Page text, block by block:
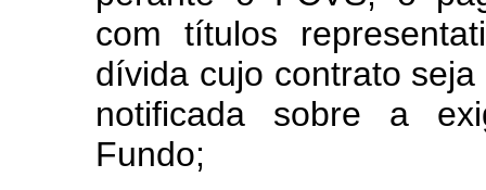
com títulos
dívida cujo contrato
notificada sobre a
Fundo;